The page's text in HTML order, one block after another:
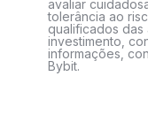
avaliar
tolerância ao
qualificados das
investimento,
informações,
Bybit.